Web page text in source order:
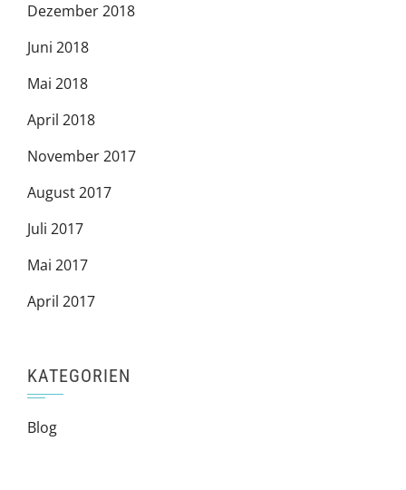
Dezember 2018
Juni 2018
Mai 2018
April 2018
November 2017
August 2017
Juli 2017
Mai 2017
April 2017
KATEGORIEN
Blog